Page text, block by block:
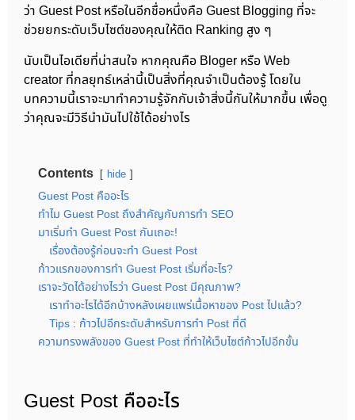
ว่า Guest Post หรือในอีกชื่อหนึ่งคือ Guest Blogging ที่จะ
ช่วยยกระดับเว็บไซต์ของคุณให้ติด Ranking สูง ๆ
นับเป็นไอเดียที่น่าสนใจ หากคุณคือ Bloger หรือ Web
creator ที่กลยุทธ์เหล่านี้เป็นสิ่งที่คุณจำเป็นต้องรู้ โดยใน
บทความนี้เราจะมาทำความรู้จักกับเจ้าสิ่งนี้กันให้มากขึ้น เพื่อดู
ว่าคุณจะมีวิธีนำมันไปใช้ได้อย่างไร
Contents hide
Guest Post คืออะไร
ทำไม Guest Post ถึงสำคัญกับการทำ SEO
มาเริ่มทำ Guest Post กันเถอะ!
เรื่องต้องรู้ก่อนจะทำ Guest Post
ก้าวแรกของการทำ Guest Post เริ่มที่อะไร?
เราจะวัดได้อย่างไรว่า Guest Post มีคุณภาพ?
เราทำอะไรได้อีกบ้างหลังเผยแพร่เนื้อหาของ Post ไปแล้ว?
Tips : ก้าวไปอีกระดับสำหรับการทำ Post ที่ดี
ความทรงพลังของ Guest Post ที่ทำให้เว็บไซต์ก้าวไปอีกขั้น
Guest Post คืออะไร